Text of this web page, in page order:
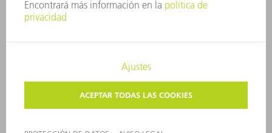
AVISO LEGAL
PROTECCIÓN DE DATOS
COPYRIGHT Y MARCA REGISTRADA
CONDICIONES DE USO